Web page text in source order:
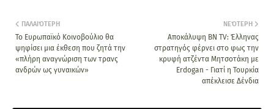
ΝΕΌΤΕΡΗ
Αποκάλυψη BN TV: Έλληνας
στρατηγός φέρνει στο φως την
κρυφή ατζέντα Μητσοτάκη με
Erdogan - Γιατί η Τουρκία
απέκλεισε Δένδια
ΠΑΛΑΙΌΤΕΡΗ
Το Ευρωπαϊκό Κοινοβούλιο θα
ψηφίσει μια έκθεση που ζητά την
«πλήρη αναγνώριση των τρανς
ανδρών ως γυναικών»